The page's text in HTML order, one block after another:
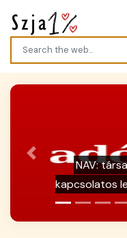
Galéria /
Previous